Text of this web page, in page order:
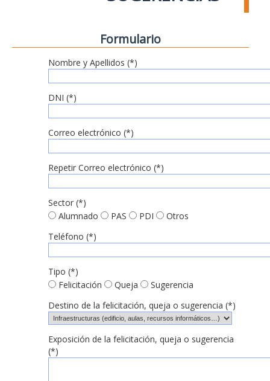
Formulario
Nombre y Apellidos (*)
DNI (*)
Correo electrónico (*)
Repetir Correo electrónico (*)
Sector (*)
Alumnado
PAS PDI
Otros
Teléfono (*)
Tipo (*)
Felicitación
Queja
Sugerencia
Destino de la felicitación, queja o sugerencia (*)
Exposición de la felicitación, queja o sugerencia
(*)